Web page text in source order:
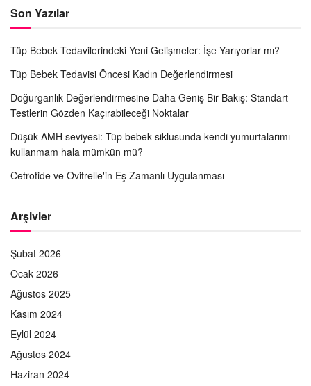
Son Yazılar
Tüp Bebek Tedavilerindeki Yeni Gelişmeler: İşe Yarıyorlar mı?
Tüp Bebek Tedavisi Öncesi Kadın Değerlendirmesi
Doğurganlık Değerlendirmesine Daha Geniş Bir Bakış: Standart
Testlerin Gözden Kaçırabileceği Noktalar
Düşük AMH seviyesi: Tüp bebek siklusunda kendi yumurtalarımı
kullanmam hala mümkün mü?
Cetrotide ve Ovitrelle'in Eş Zamanlı Uygulanması
Arşivler
Şubat 2026
Ocak 2026
Ağustos 2025
Kasım 2024
Eylül 2024
Ağustos 2024
Haziran 2024